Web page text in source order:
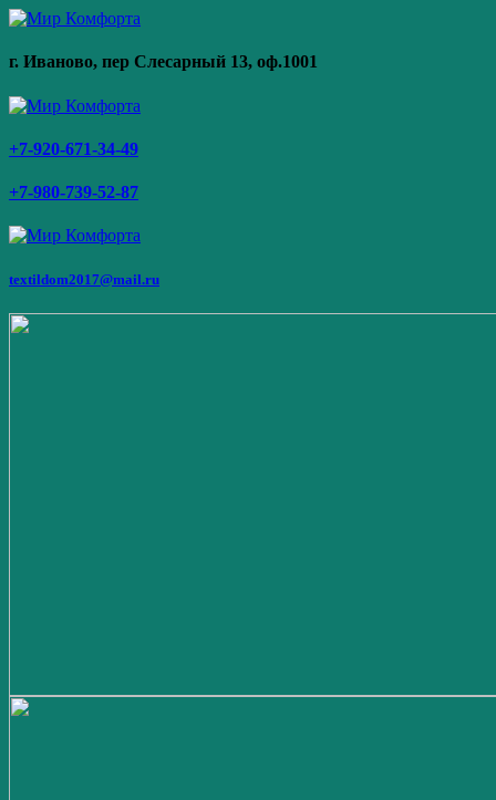
г. Иваново, пер Слесарный 13, оф.1001
+7-920-671-34-49
+7-980-739-52-87
textildom2017@mail.ru